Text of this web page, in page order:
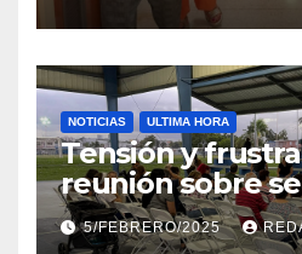
NOTICIAS ULTIMA HORA
Tensión y
reunión sobre
Reparto
5/FEBRERO/2025